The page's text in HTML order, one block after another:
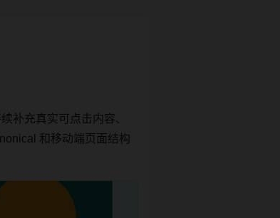
补充真实可点击内容、
和移动端页面结构